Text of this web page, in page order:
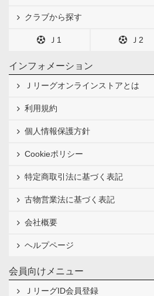
クラブから探す
Ｊ1 Ｊ2
インフォメーション
Ｊリーグオンラインストアとは
利用規約
個人情報保護方針
Cookieポリシー
特定商取引法に基づく表記
古物営業法に基づく表記
会社概要
ヘルプページ
会員向けメニュー
ＪリーグID会員登録